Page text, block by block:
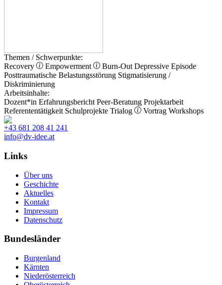
Themen / Schwerpunkte:
Recovery
Empowerment Burn-Out Depressive Episode
Posttraumatische Belastungsstörung Stigmatisierung /
Diskriminierung
Arbeitsinhalte:
Dozent*in Erfahrungsbericht Peer-Beratung Projektarbeit
Referententätigkeit Schulprojekte Trialog Vortrag Workshops
+43 681 208 41 241
info@dv-idee.at
Links
Über uns
Geschichte
Aktuelles
Kontakt
Impressum
Datenschutz
Bundesländer
Burgenland
Kärnten
Niederösterreich